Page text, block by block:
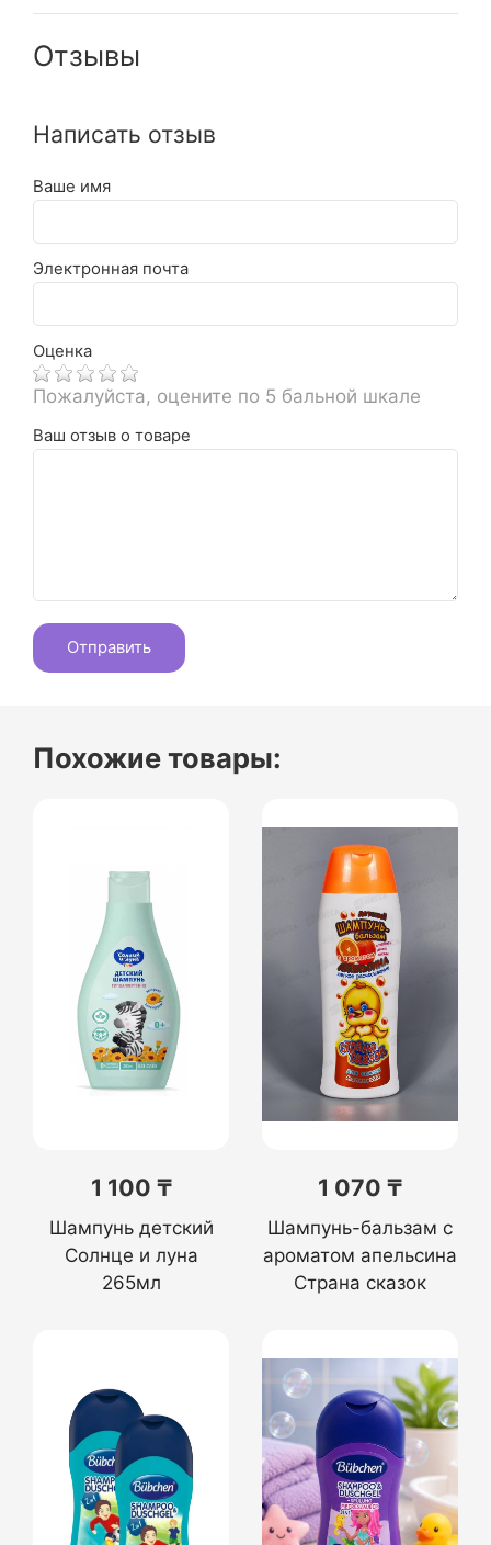
Отзывы
Написать отзыв
Ваше имя
Электронная почта
Оценка
Пожалуйста, оцените по 5 бальной шкале
Ваш отзыв о товаре
Похожие товары:
1 100 ₸
Шампунь детский
Солнце и луна
265мл
1 070 ₸
Шампунь-бальзам с
ароматом апельсина
Страна сказок